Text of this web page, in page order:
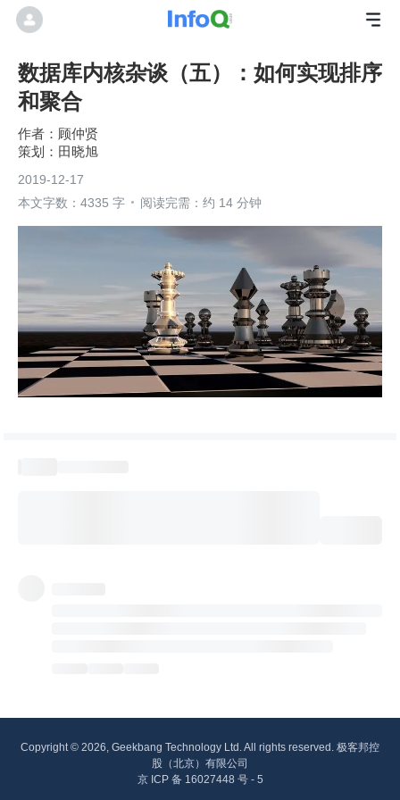
数据库内核杂谈（五）：如何实现排序
和聚合
顾仲贤
田晓旭
2019-12-17
本文字数：4335 字
阅读完需：约 14 分钟
Copyright © 2026, Geekbang Technology Ltd. All rights reserved. 极客邦控
股（北京）有限公司
京 ICP 备 16027448 号 - 5